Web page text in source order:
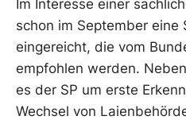
Im Interesse einer
schon im September eine
eingereicht, die vom
empfohlen werden.
es der SP um erste
Wechsel von